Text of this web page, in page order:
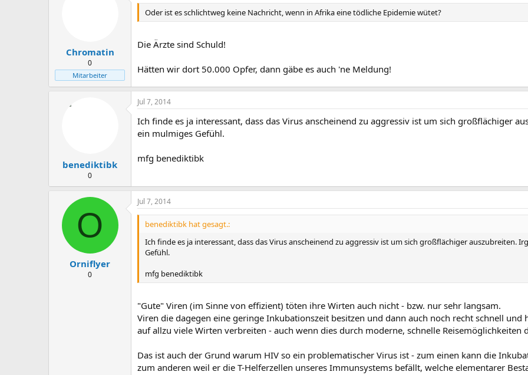
Chromatin
0
Mitarbeiter
Oder ist es schlichtweg keine Nachricht, wenn in Afrika eine tödliche Epidemie wütet?
Die Ärzte sind Schuld!
Hätten wir dort 50.000 Opfer, dann gäbe es auch 'ne Meldung!
benediktibk
0
Jul 7, 2014
Ich finde es ja interessant, dass das Virus anscheinend zu aggressiv ist um sich großflächiger
ein mulmiges Gefühl.
mfg benediktibk
O
Orniflyer
0
Jul 7, 2014
benediktibk hat gesagt.:
Ich finde es ja interessant, dass das Virus anscheinend zu aggressiv ist um sich großflächiger auszubreiten.
Gefühl.
mfg benediktibk
"Gute" Viren (im Sinne von effizient) töten ihre Wirten auch nicht - bzw. nur sehr langsam.
Viren die dagegen eine geringe Inkubationszeit besitzen und dann auch noch recht schnell
auf allzu viele Wirten verbreiten - auch wenn dies durch moderne, schnelle Reisemöglichkeiten
Das ist auch der Grund warum HIV so ein problematischer Virus ist - zum einen kann die
zum anderen weil er die T-Helferzellen unseres Immunsystems befällt, welche elementarer